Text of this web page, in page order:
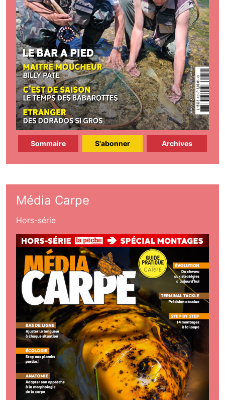
Sommaire S'abonner Archives
Média Carpe
Hors-série